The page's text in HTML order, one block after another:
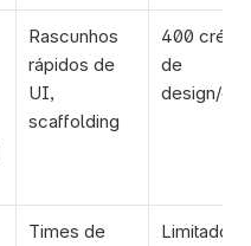
Rascunhos
rápidos de
UI,
scaffolding
400
de
design/dia
Times de
Limitado